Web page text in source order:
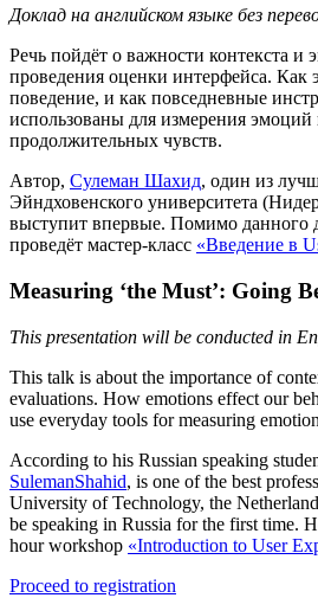
Доклад на английском языке без
Речь пойдёт о важности контекста и
проведения оценки интерфейса.
поведение, и как повседневные
использованы для измерения эмоций
продолжительных чувств.
Автор, Сулеман Шахид, один из
Эйндховенского университета
выступит впервые. Помимо данного
проведёт мастер-класс «Введение в
Measuring ‘the Must’: Going
This presentation will be conducted in
This talk is about the importance of
evaluations. How emotions effect our
use everyday tools for measuring
According to his Russian speaking
SulemanShahid, is one of the best
University of Technology, the
be speaking in Russia for the first time.
hour workshop «Introduction to User
Proceed to registration